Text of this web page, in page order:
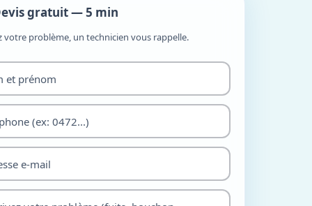
gratuit — 5 min
votre problème, un technicien vous rappelle.